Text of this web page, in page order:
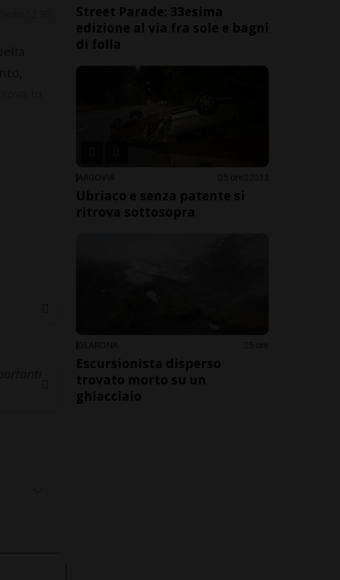
Street Parade: 33esima
edizione al via fra sole e bagni
di folla
ARGOVIA 5 ore 2 13
Ubriaco e senza patente si
ritrova sottosopra
GLARONA 5 ore
Escursionista disperso
trovato morto su un
ghiacciaio